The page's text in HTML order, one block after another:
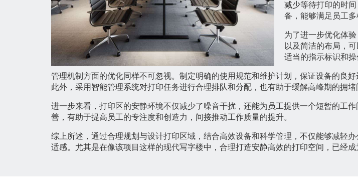
减少等待打印的时
备，能够满足员工
为了进一步优化体
以及简洁的布局，
适当的指示标识和
管理机制方面的优化同样不可忽视。制定明确的使用规范和维护计划，保证设备的良
此外，采用智能管理系统对打印任务进行合理排队和分配，也有助于缓解高峰期的拥堵
进一步来看，打印区的安静环境不仅减少了噪音干扰，还能为员工提供一个短暂的工
善，有助于提高员工的专注度和创造力，间接推动工作质量的提升。
综上所述，通过合理规划与设计打印区域，结合高效设备和科学管理，不仅能够减轻
适感。尤其是在像该项目这样的现代写字楼中，合理打造安静高效的打印空间，已经